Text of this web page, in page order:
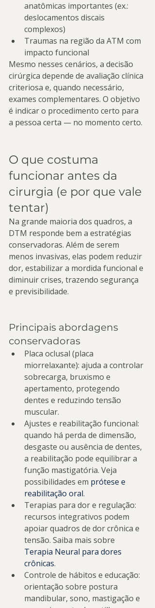
anatômicas importantes (ex.:
deslocamentos discais
complexos)
Traumas na região da ATM com
impacto funcional
Mesmo nesses cenários, a decisão
cirúrgica depende de avaliação clínica
criteriosa e, quando necessário,
exames complementares. O objetivo
é indicar o procedimento certo para
a pessoa certa — no momento certo.
O que costuma
funcionar antes da
cirurgia (e por que vale
tentar)
Na grande maioria dos quadros, a
DTM responde bem a estratégias
conservadoras. Além de serem
menos invasivas, elas podem reduzir
dor, estabilizar a mordida funcional e
diminuir crises, trazendo segurança
e previsibilidade.
Principais abordagens
conservadoras
Placa oclusal (placa
miorrelaxante): ajuda a controlar
sobrecarga, bruxismo e
apertamento, protegendo
dentes e reduzindo tensão
muscular.
Ajustes e reabilitação funcional:
quando há perda de dimensão,
desgaste ou ausência de dentes,
a reabilitação pode equilibrar a
função mastigatória. Veja
possibilidades em prótese e
reabilitação oral.
Terapias para dor e regulação:
recursos integrativos podem
apoiar quadros de dor crônica e
tensão. Saiba mais sobre
Terapia Neural para dores
crônicas.
Controle de hábitos e educação:
orientação sobre postura
mandibular, sono, mastigação e